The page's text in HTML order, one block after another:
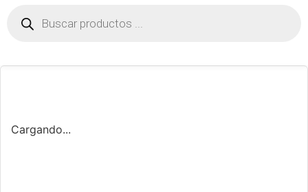
Cargando...